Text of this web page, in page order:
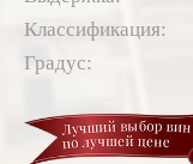
Классификация:
Градус: